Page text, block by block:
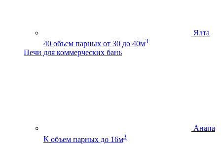
Ялта
40 объем парных от 30 до 40м3
Печи для коммерческих бань
Анапа
К объем парных до 16м3